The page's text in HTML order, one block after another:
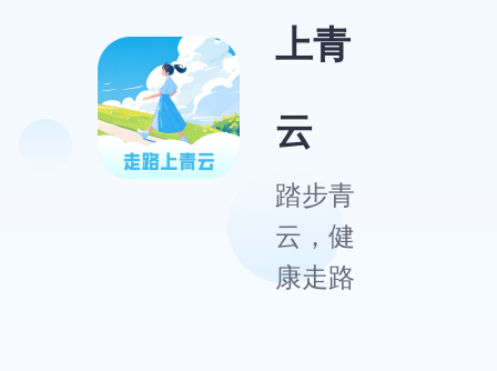
上青
云
踏步青
云，健
康走路